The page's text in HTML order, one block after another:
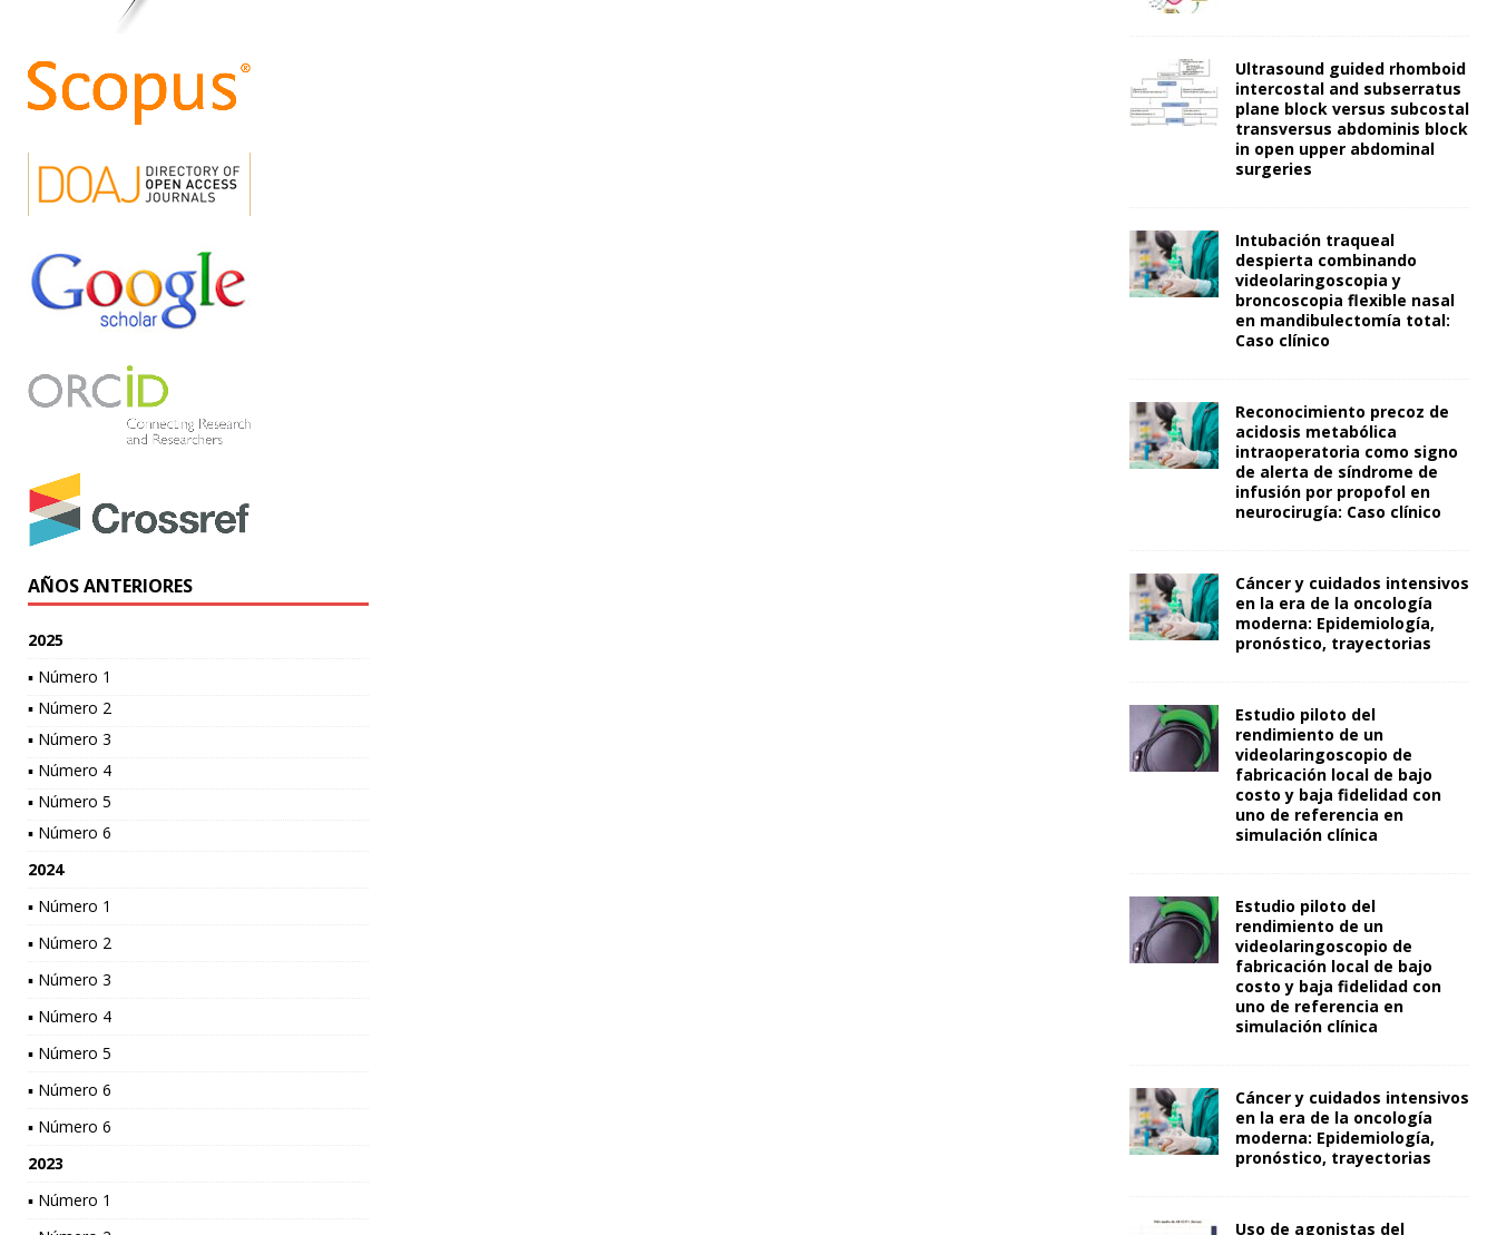
AÑOS ANTERIORES
2025
▪ Número 1
▪ Número 2
▪ Número 3
▪ Número 4
▪ Número 5
▪ Número 6
2024
▪ Número 1
▪ Número 2
▪ Número 3
▪ Número 4
▪ Número 5
▪ Número 6
▪ Número 6
2023
▪ Número 1
Ultrasound guided rhomboid
intercostal and subserratus
plane block versus subcostal
transversus abdominis block
in open upper abdominal
surgeries
Intubación traqueal
despierta combinando
videolaringoscopia y
broncoscopia flexible nasal
en mandibulectomía total:
Caso clínico
Reconocimiento precoz de
acidosis metabólica
intraoperatoria como signo
de alerta de síndrome de
infusión por propofol en
neurocirugía: Caso clínico
Cáncer y cuidados intensivos
en la era de la oncología
moderna: Epidemiología,
pronóstico, trayectorias
Estudio piloto del
rendimiento de un
videolaringoscopio de
fabricación local de bajo
costo y baja fidelidad con
uno de referencia en
simulación clínica
Estudio piloto del
rendimiento de un
videolaringoscopio de
fabricación local de bajo
costo y baja fidelidad con
uno de referencia en
simulación clínica
Cáncer y cuidados intensivos
en la era de la oncología
moderna: Epidemiología,
pronóstico, trayectorias
Uso de agonistas del